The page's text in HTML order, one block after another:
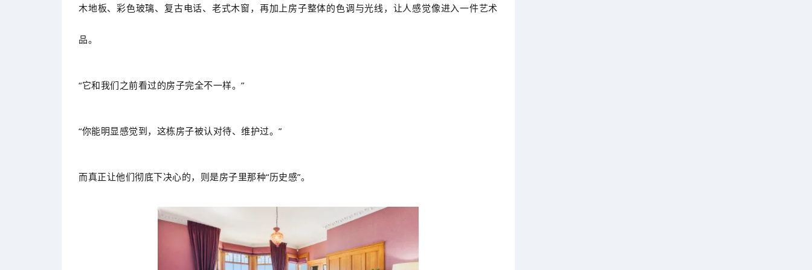
木地板、彩色玻璃、复古电话、老式木窗，再加上房子整体的色调与光线，让人感觉像进入一件艺术
品。
“它和我们之前看过的房子完全不一样。”
“你能明显感觉到，这栋房子被认对待、维护过。”
而真正让他们彻底下决心的，则是房子里那种“历史感”。